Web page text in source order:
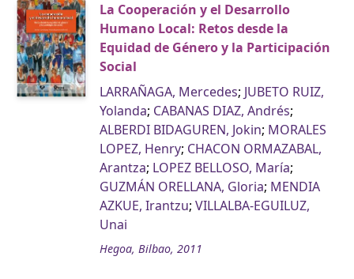
La Cooperación y el Desarrollo
Humano Local: Retos desde la
Equidad de Género y la Participación
Social
LARRAÑAGA, Mercedes; JUBETO RUIZ,
Yolanda; CABANAS DIAZ, Andrés;
ALBERDI BIDAGUREN, Jokin; MORALES
LOPEZ, Henry; CHACON ORMAZABAL,
Arantza; LOPEZ BELLOSO, María;
GUZMÁN ORELLANA, Gloria; MENDIA
AZKUE, Irantzu; VILLALBA-EGUILUZ,
Unai
Hegoa, Bilbao, 2011